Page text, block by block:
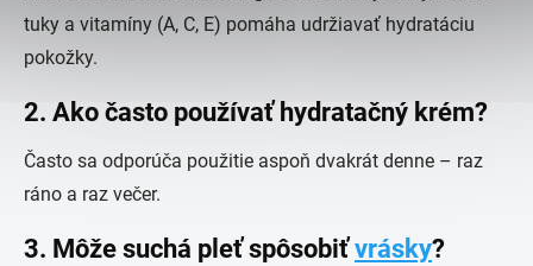
tuky a vitamíny (A, C, E) pomáha udržiavať hydratáciu
pokožky.
2. Ako často používať hydratačný krém?
Často sa odporúča použitie aspoň dvakrát denne – raz
ráno a raz večer.
3. Môže suchá pleť spôsobiťvrásky?